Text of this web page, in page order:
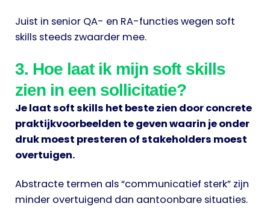
Juist in senior QA- en RA-functies wegen soft
skills steeds zwaarder mee.
3. Hoe laat ik mijn soft skills
zien in een sollicitatie?
Je laat soft skills het beste zien door concrete
praktijkvoorbeelden te geven waarin je onder
druk moest presteren of stakeholders moest
overtuigen.
Abstracte termen als “communicatief sterk” zijn
minder overtuigend dan aantoonbare situaties.